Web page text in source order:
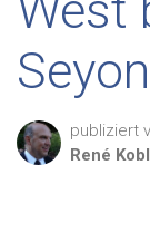
Seyon
publiziert
René